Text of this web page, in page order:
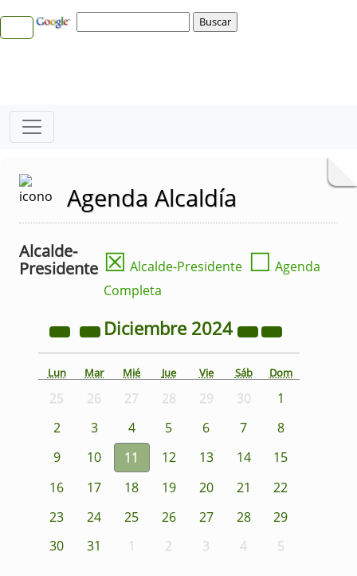
Agenda Alcaldía
Alcalde-
Presidente ☒ Alcalde-Presidente ☐ Agenda
Completa
Diciembre 2024
Lun Mar Mié Jue Vie Sáb Dom
25 26 27 28 29 30
1
2
3 4 5 6 7
8
9
10 11 12 13 14
15
16
17 18 19 20 21
22
23
24 25 26 27 28
29
30
31 1 2 3 4 5